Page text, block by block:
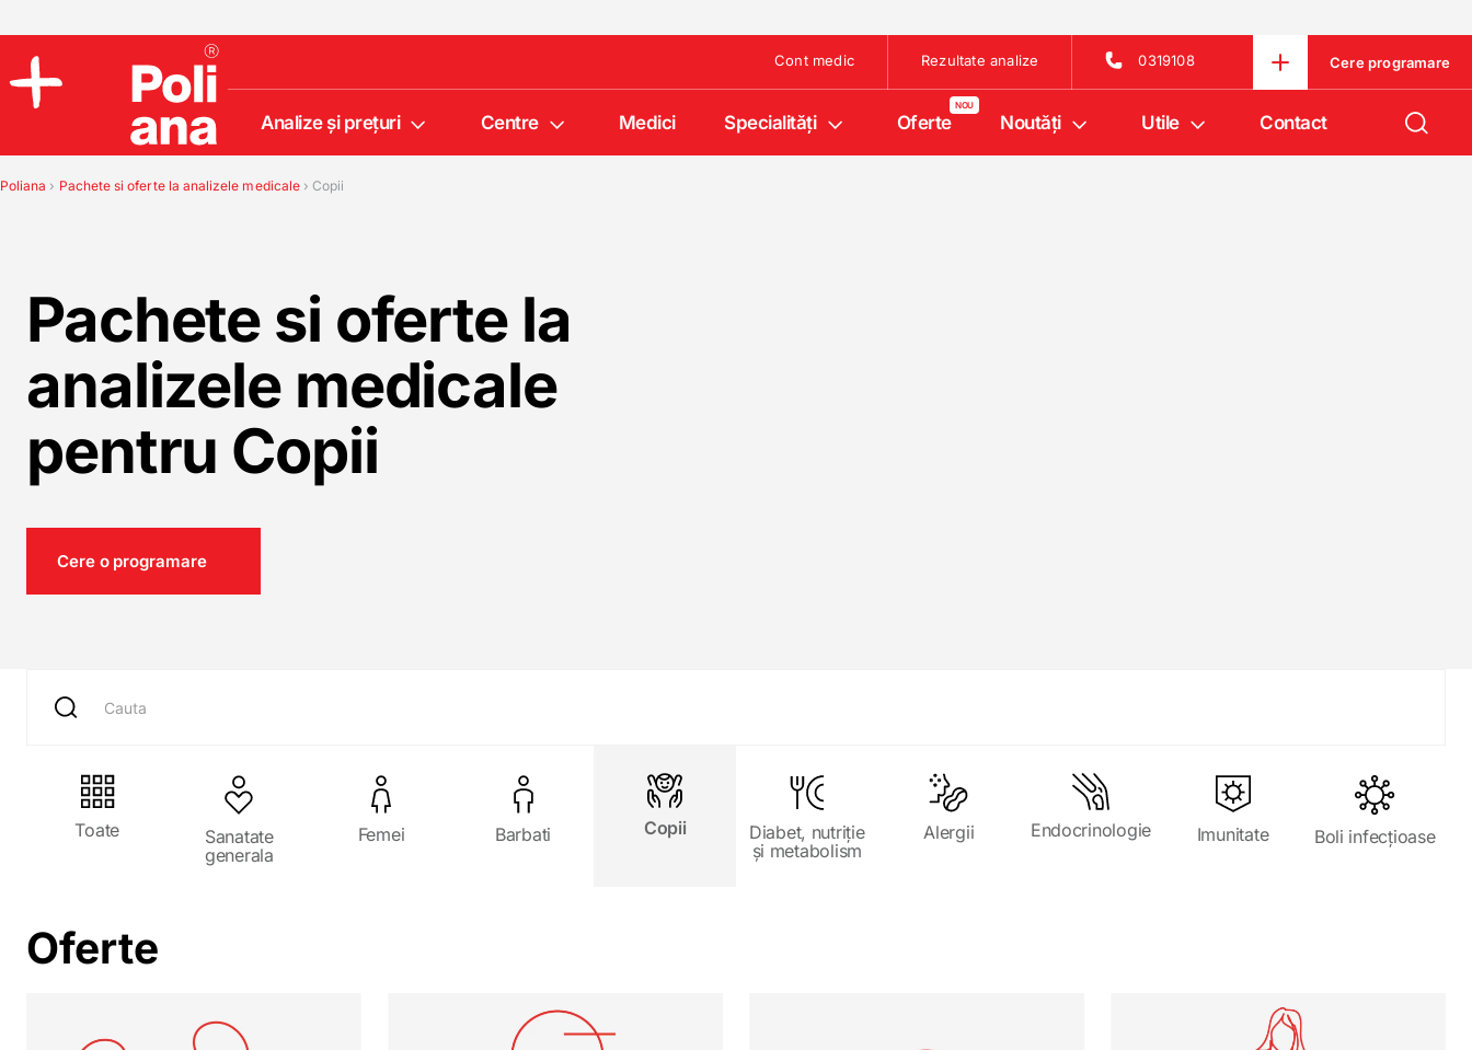
Analize
Cont medic Rezultate analize 0319108 Cere programare
Analize şi preţuri Centre Medici Specialități Oferte Noutăţi Utile Contact
Poliana › Pachete si oferte la analizele medicale›Copii
Pachete si oferte la
analizele medicale
pentru Copii
Cere o programare
Toate
Sanatate
generala
Femei Barbati Copii
Diabet, nutriție
și metabolism
Alergii Endocrinologie Imunitate Boli infecțioase
Oferte